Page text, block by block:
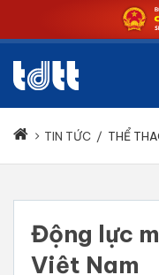
TIN TỨC / THỂ
Động lực
Việt Nam